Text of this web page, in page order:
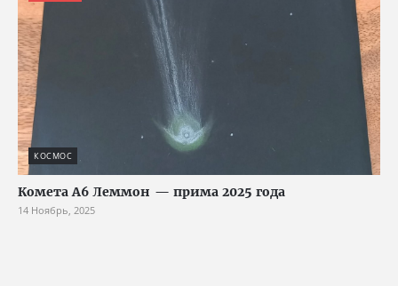
КОСМОС
Комета A6 Леммон — прима 2025 года
14 Ноябрь, 2025